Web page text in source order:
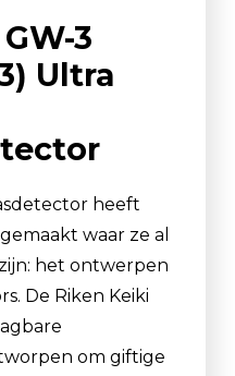
3
Ultra
heeft
waar ze al
het ontwerpen
De Riken Keiki
om giftige